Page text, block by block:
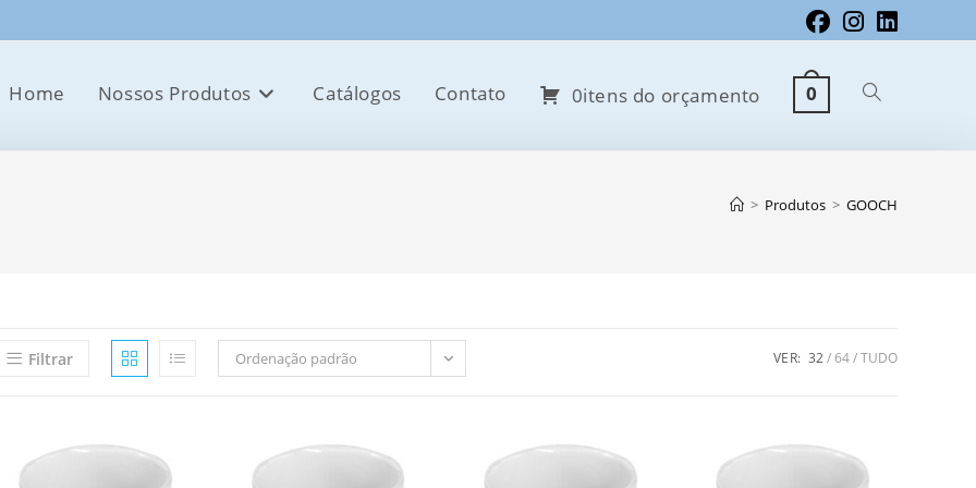
Home Nossos Produtos Catálogos Contato 0itens do orçamento 0 Alternar
pesquisa
> Produtos > GOOCH
Filtrar Ordenação padrão VER: 32 64 TUDO